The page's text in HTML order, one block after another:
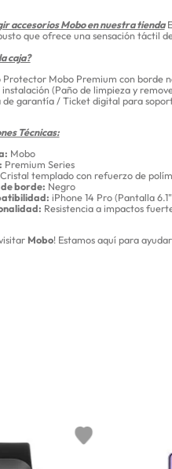
accesorios Mobo en nuestra tienda
que ofrece una sensación táctil
caja?
Mobo Premium con borde
instalación (Paño de limpieza y
de garantía / Ticket digital para
Técnicas:
Mobo
Premium Series
Cristal templado con refuerzo de
borde: Negro
iPhone 14 Pro (Pantalla
Resistencia a impactos
Mobo! Estamos aquí para